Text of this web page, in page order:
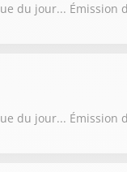
du jour... Émission
du jour... Émission